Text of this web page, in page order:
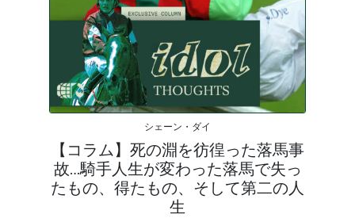
シェーン・ダイ
【コラム】死の淵を彷徨った落馬事
故…騎手人生が変わった落馬で失っ
たもの、得たもの、そして第二の人
生